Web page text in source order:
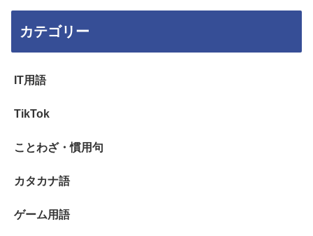
カテゴリー
IT用語
TikTok
ことわざ・慣用句
カタカナ語
ゲーム用語